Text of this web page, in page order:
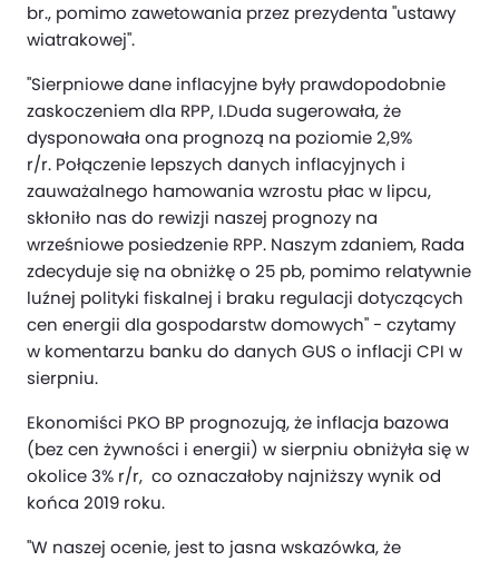
br., pomimo zawetowania przez prezydenta "ustawy
wiatrakowej".
"Sierpniowe dane inflacyjne były prawdopodobnie
zaskoczeniem dla RPP, I.Duda sugerowała, że
dysponowała ona prognozą na poziomie 2,9%
r/r. Połączenie lepszych danych inflacyjnych i
zauważalnego hamowania wzrostu płac w lipcu,
skłoniło nas do rewizji naszej prognozy na
wrześniowe posiedzenie RPP. Naszym zdaniem, Rada
zdecyduje się na obniżkę o 25 pb, pomimo relatywnie
luźnej polityki fiskalnej i braku regulacji dotyczących
cen energii dla gospodarstw domowych" - czytamy
w komentarzu banku do danych GUS o inflacji CPI w
sierpniu.
Ekonomiści PKO BP prognozują, że inflacja bazowa
(bez cen żywności i energii) w sierpniu obniżyła się w
okolice 3% r/r, co oznaczałoby najniższy wynik od
końca 2019 roku.
"W naszej ocenie, jest to jasna wskazówka, że